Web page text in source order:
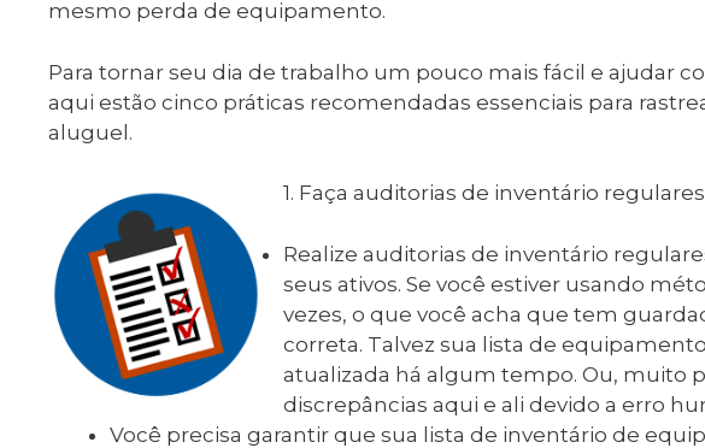
mesmo perda de equipamento.
Para tornar seu dia de trabalho um pouco mais fácil e ajudar
aqui estão cinco práticas recomendadas essenciais para
aluguel.
1. Faça auditorias de inventário regulares
Realize auditorias de inventário
seus ativos. Se você estiver usando
vezes, o que você acha que tem
correta. Talvez sua lista de
atualizada há algum tempo. Ou, muito
discrepâncias aqui e ali devido a erro
Você precisa garantir que sua lista de inventário de